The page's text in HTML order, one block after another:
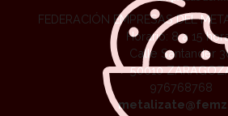
FEDERACIÓN EMPRESAS DEL
Horario: 8 a 15
Calle Santander
50010
976768768